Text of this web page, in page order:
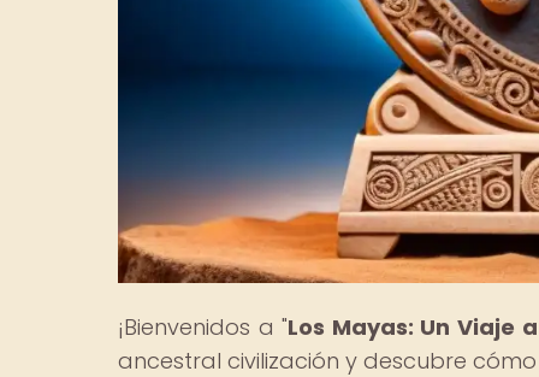
¡Bienvenidos a "Los Mayas: Un Viaje
ancestral civilización y descubre